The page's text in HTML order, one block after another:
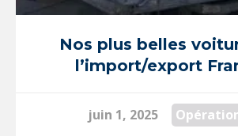
Nos plus belles
l’import/export
juin 1, 2025